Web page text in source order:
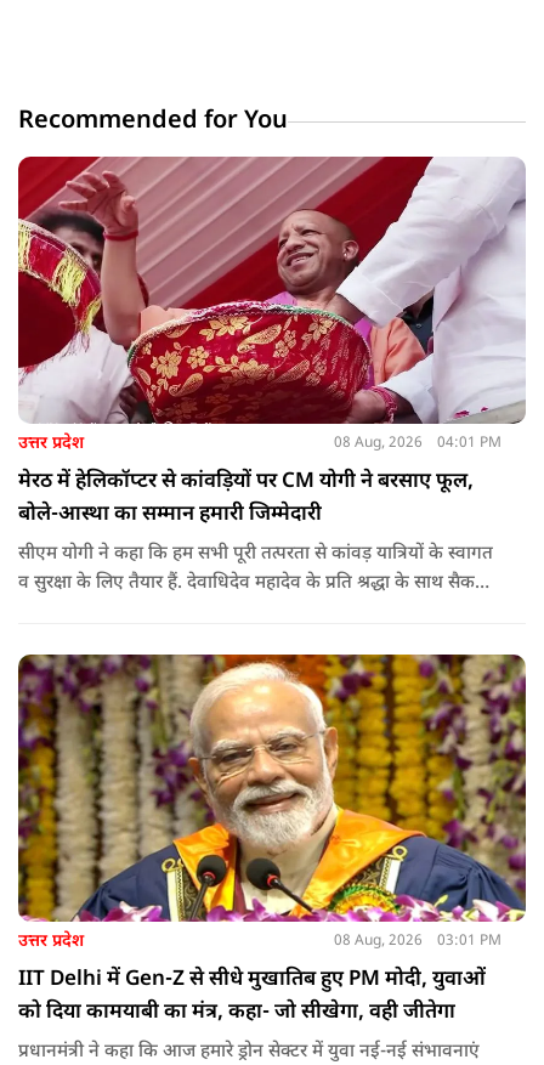
Recommended for You
उत्तर प्रदेश 08 Aug, 2026 04:01 PM
मेरठ में हेलिकॉप्टर से कांवड़ियों पर CM योगी ने बरसाए फूल,
बोले-आस्था का सम्मान हमारी जिम्मेदारी
सीएम योगी ने कहा कि हम सभी पूरी तत्परता से कांवड़ यात्रियों के स्वागत
व सुरक्षा के लिए तैयार हैं. देवाधिदेव महादेव के प्रति श्रद्धा के साथ सैकड़ों
पात, क्षेत्र व प्रांत की सीमाओं से ऊपर उठकर उनकी हर श्वांस शिव के नाम
है.
उत्तर प्रदेश 08 Aug, 2026 03:01 PM
IIT Delhi में Gen-Z से सीधे मुखातिब हुए PM मोदी, युवाओं
को दिया कामयाबी का मंत्र, कहा- जो सीखेगा, वही जीतेगा
प्रधानमंत्री ने कहा कि आज हमारे ड्रोन सेक्टर में युवा नई-नई संभावनाएं